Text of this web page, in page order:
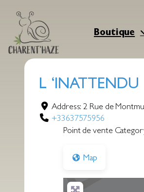
contenu
Boutique
L ‘INATTENDU
Address:2 Rue de
+33637575956
Point de vente
Map